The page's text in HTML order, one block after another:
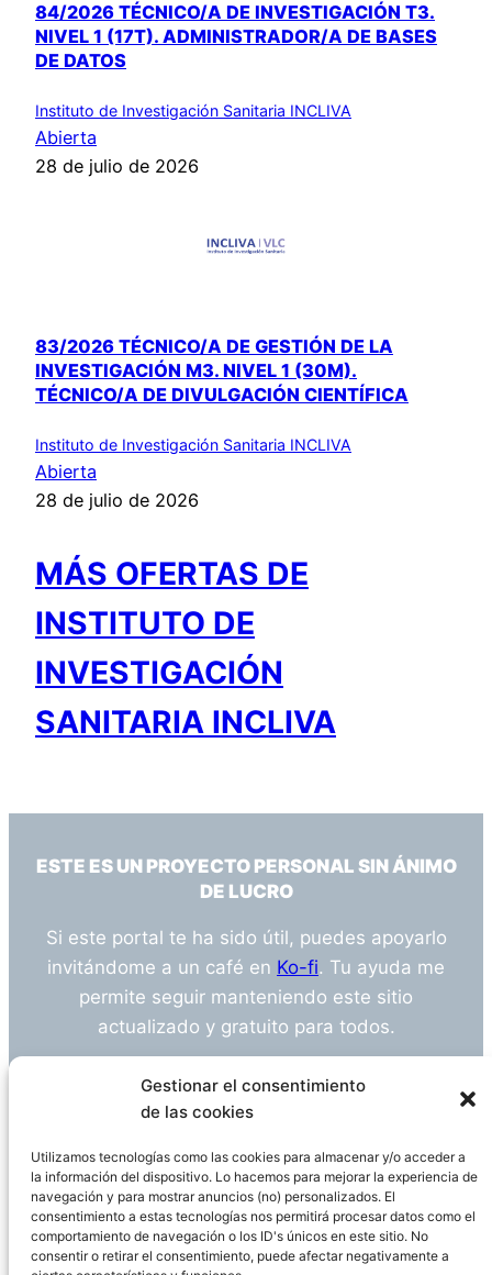
Gestionar el consentimiento
de las cookies
Utilizamos tecnologías como las cookies para almacenar y/o acceder a
la información del dispositivo. Lo hacemos para mejorar la experiencia de
navegación y para mostrar anuncios (no) personalizados. El
consentimiento a estas tecnologías nos permitirá procesar datos como el
comportamiento de navegación o los ID's únicos en este sitio. No
consentir o retirar el consentimiento, puede afectar negativamente a
84/2026 TÉCNICO/A DE INVESTIGACIÓN T3.
NIVEL 1 (17T). ADMINISTRADOR/A DE BASES
DE DATOS
Instituto de Investigación Sanitaria INCLIVA
Abierta
28 de julio de 2026
83/2026 TÉCNICO/A DE GESTIÓN DE LA
INVESTIGACIÓN M3. NIVEL 1 (30M).
TÉCNICO/A DE DIVULGACIÓN CIENTÍFICA
Instituto de Investigación Sanitaria INCLIVA
Abierta
28 de julio de 2026
MÁS OFERTAS DE
INSTITUTO DE
INVESTIGACIÓN
SANITARIA INCLIVA
ESTE ES UN PROYECTO PERSONAL SIN ÁNIMO
DE LUCRO
Si este portal te ha sido útil, puedes apoyarlo
invitándome a un café en Ko-fi. Tu ayuda me
permite seguir manteniendo este sitio
actualizado y gratuito para todos.
¿Tienes alguna duda o sugerencia? Escríbeme
info@empleosanitarioinvestigacion.es
Descargo de Responsabilidad
Declaración de Privacidad Política de cookies